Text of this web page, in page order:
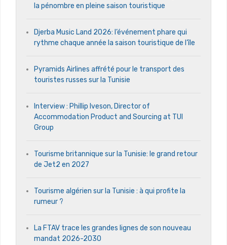
la pénombre en pleine saison touristique
Djerba Music Land 2026: l’événement phare qui
rythme chaque année la saison touristique de l’île
Pyramids Airlines affrété pour le transport des
touristes russes sur la Tunisie
Interview : Phillip Iveson, Director of
Accommodation Product and Sourcing at TUI
Group
Tourisme britannique sur la Tunisie: le grand retour
de Jet2 en 2027
Tourisme algérien sur la Tunisie : à qui profite la
rumeur ?
La FTAV trace les grandes lignes de son nouveau
mandat 2026-2030